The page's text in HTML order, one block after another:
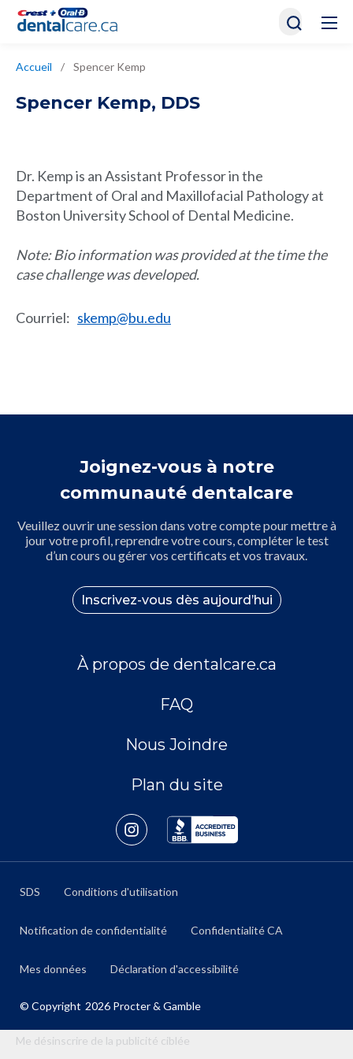
Accueil / Spencer Kemp
Spencer Kemp, DDS
Dr. Kemp is an Assistant Professor in the
Department of Oral and Maxillofacial Pathology at
Boston University School of Dental Medicine.
Note: Bio information was provided at the time the
case challenge was developed.
Courriel: skemp@bu.edu
Joignez-vous à notre
communauté dentalcare
Veuillez ouvrir une session dans votre compte pour mettre à
jour votre profil, reprendre votre cours, compléter le test
d’un cours ou gérer vos certificats et vos travaux.
Inscrivez-vous dès aujourd’hui
À propos de dentalcare.ca
FAQ
Nous Joindre
Plan du site
SDS Conditions d'utilisation
Notification de confidentialité Confidentialité CA
Mes données Déclaration d'accessibilité
© Copyright 2026 Procter & Gamble
Me désinscrire de la publicité ciblée